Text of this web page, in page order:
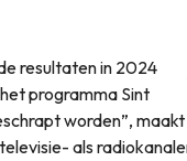
resultaten in 2024
programma Sint
worden”,
als